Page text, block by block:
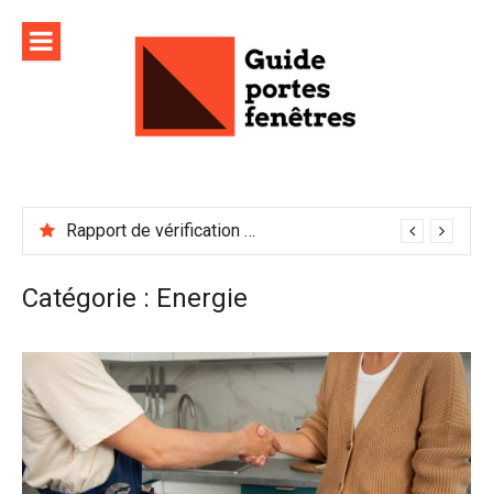
contenu
Rapport de vérification sécurité : à conserver précieusement
Catégorie : Energie